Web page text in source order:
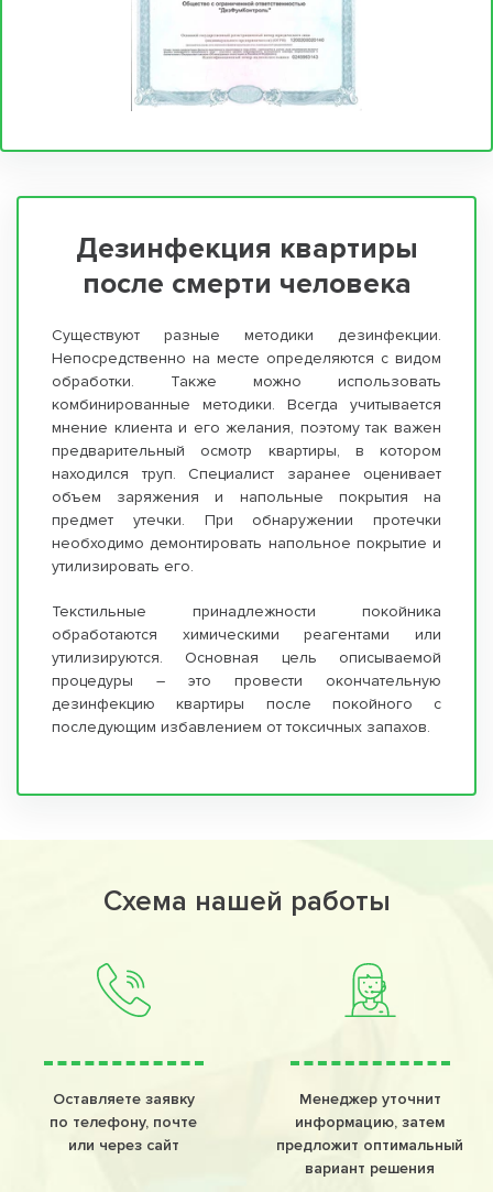
Дезинфекция квартиры
после смерти человека
Существуют разные методики дезинфекции.
Непосредственно на месте определяются с видом
обработки. Также можно использовать
комбинированные методики. Всегда учитывается
мнение клиента и его желания, поэтому так важен
предварительный осмотр квартиры, в котором
находился труп. Специалист заранее оценивает
объем заряжения и напольные покрытия на
предмет утечки. При обнаружении протечки
необходимо демонтировать напольное покрытие и
утилизировать его.
Текстильные принадлежности покойника
обработаются химическими реагентами или
утилизируются. Основная цель описываемой
процедуры – это провести окончательную
дезинфекцию квартиры после покойного с
последующим избавлением от токсичных запахов.
Схема нашей работы
Оставляете заявку
по телефону, почте
или через сайт
Менеджер уточнит
информацию, затем
предложит оптимальный
вариант решения